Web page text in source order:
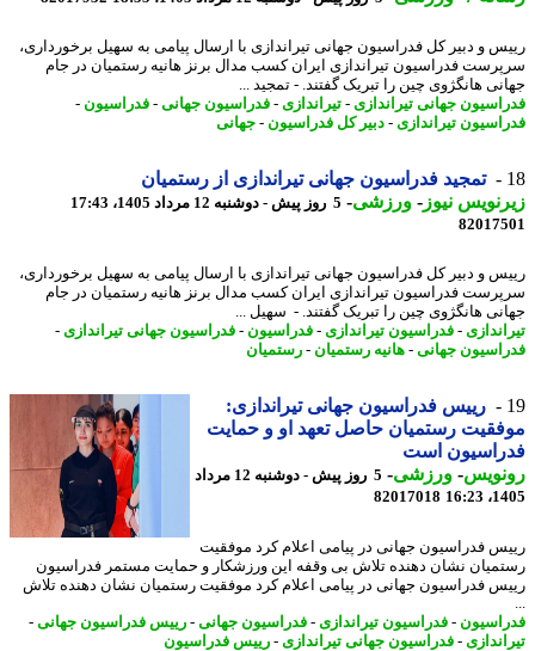
و دبیر کل فدراسیون جهانی تیراندازی با ارسال پیامی به سهیل برخورداری،
فدراسیون تیراندازی ایران کسب مدال برنز هانیه رستمیان در جام
هانگژوی چین را تبریک گفتند. - تمجید ...
جهانی تیراندازی- تیراندازی- فدراسیون جهانی-فدراسیون-
تیراندازی- دبیر کل فدراسیون-جهانی
تمجید فدراسیون جهانی تیراندازی از رستمیان
نیوز-ورزشی-5 روز پیش - دوشنبه 12 مرداد 1405، 17:43
و دبیر کل فدراسیون جهانی تیراندازی با ارسال پیامی به سهیل برخورداری،
فدراسیون تیراندازی ایران کسب مدال برنز هانیه رستمیان در جام
هانگژوی چین را تبریک گفتند. - سهیل ...
- فدراسیون تیراندازی- فدراسیون-فدراسیون جهانی تیراندازی-
جهانی-هانیه رستمیان-رستمیان
رییس فدراسیون جهانی تیراندازی:
رستمیان حاصل تعهد او و حمایت
است
-ورزشی-
5 روز پیش - دوشنبه 12 مرداد
82017018
فدراسیون جهانی در پیامی اعلام کرد موفقیت
نشان دهنده تلاش بی وقفه این ورزشکار و حمایت مستمر فدراسیون
فدراسیون جهانی در پیامی اعلام کرد موفقیت رستمیان نشان دهنده تلاش
-فدراسیون تیراندازی- فدراسیون جهانی-رییس فدراسیون جهانی-
- فدراسیون جهانی تیراندازی- رییس فدراسیون